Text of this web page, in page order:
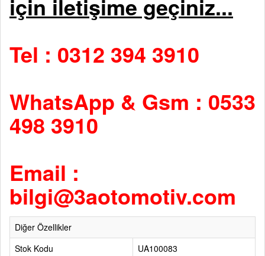
için iletişime geçiniz...
Tel : 0312 394 3910
WhatsApp & Gsm : 0533
498 3910
Email :
bilgi@3aotomotiv.com
Diğer Özellikler
Stok Kodu
UA100083